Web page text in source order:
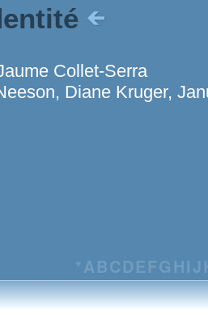
Collet-Serra
Diane Kruger,
*ABCDEFG HIJ